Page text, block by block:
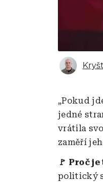
„Pokud
jedné
vrátila
zaměří
🚩 Proč
politický